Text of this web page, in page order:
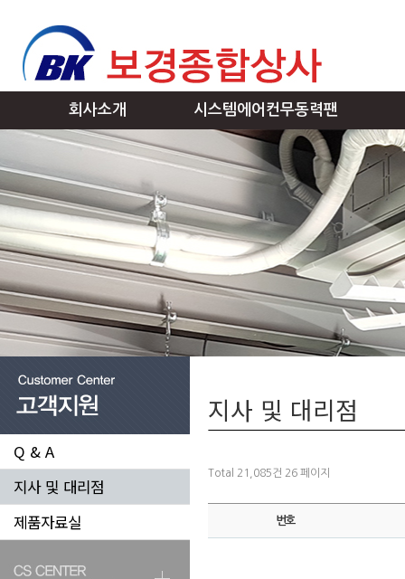
회사소개 시스템에어컨무동력팬
Q & A
지사 및 대리점
제품자료실
지사 및 대리점
Total 21,085건 26 페이지
번호